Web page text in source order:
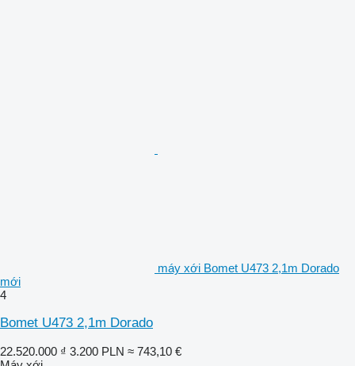
máy xới Bomet U473 2,1m Dorado
mới
4
Bomet U473 2,1m Dorado
22.520.000 ₫ 3.200 PLN ≈ 743,10 €